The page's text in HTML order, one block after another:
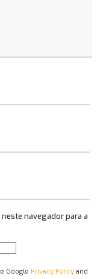
navegador para a
Google Privacy Policy and